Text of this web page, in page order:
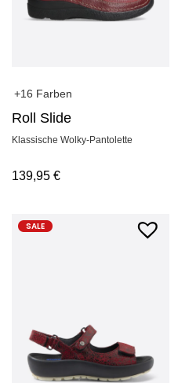
+16 Farben
Roll Slide
Klassische Wolky-Pantolette
139,95 €
SALE